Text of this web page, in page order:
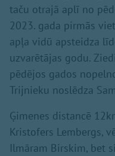
taču otrajā aplī no
2023. gada pirmās
apļa vidū apsteidza
uzvarētājas godu.
pēdējos gados
Trijnieku noslēdza
Ģimenes distancē
Kristofers Lembergs,
Ilmāram Birskim, bet